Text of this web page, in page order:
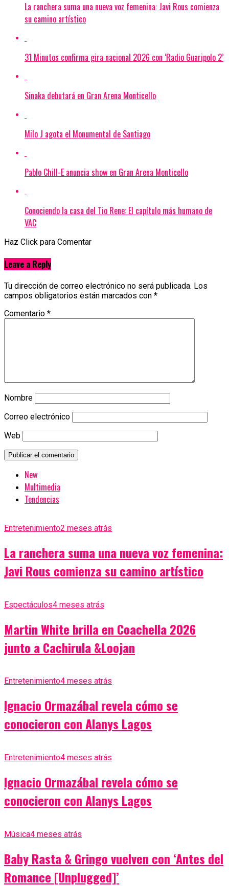
La ranchera suma una nueva voz femenina: Javi Rous comienza
su camino artístico
31 Minutos confirma gira nacional 2026 con ‘Radio Guaripolo 2’
Sinaka debutará en Gran Arena Monticello
Milo J agota el Monumental de Santiago
Pablo Chill-E anuncia show en Gran Arena Monticello
Conociendo la casa del Tio Rene: El capítulo más humano de
VAC
Haz Click para Comentar
Leave a Reply
Tu dirección de correo electrónico no será publicada. Los
campos obligatorios están marcados con *
Comentario *
Nombre
Correo electrónico
Web
New
Multimedia
Tendencias
Entretenimiento2 meses atrás
La ranchera suma una nueva voz femenina:
Javi Rous comienza su camino artístico
Espectáculos4 meses atrás
Martin White brilla en Coachella 2026
junto a Cachirula &Loojan
Entretenimiento4 meses atrás
Ignacio Ormazábal revela cómo se
conocieron con Alanys Lagos
Entretenimiento4 meses atrás
Ignacio Ormazábal revela cómo se
conocieron con Alanys Lagos
Música4 meses atrás
Baby Rasta & Gringo vuelven con ‘Antes del
Romance [Unplugged]’